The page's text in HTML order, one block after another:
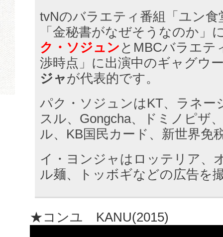
tvNのバラエティ番組「ユン
「金秘書がなぜそうなのか」
ク・ソジュン とMBCバラエテ
渉時点」に出演中のギャグウ
ジャが代表的です。
パク・ソジュンはKT、ラネー
スル、Gongcha、ドミノピザ
ル、KB国民カード、新世界免
イ・ヨンジャはロッテリア、
ル麺、トッボギなどの広告を
★コンユ KANU(2015)